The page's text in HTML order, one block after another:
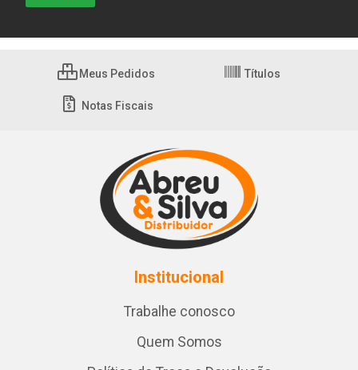
Meus Pedidos Títulos
Notas Fiscais
Institucional
Trabalhe conosco
Quem Somos